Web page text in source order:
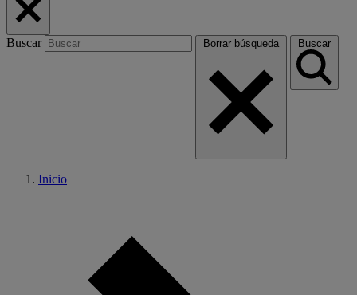
Buscar Borrar búsqueda Buscar
Inicio